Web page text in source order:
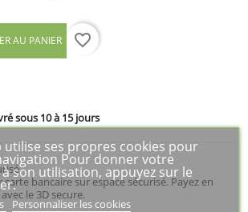
AU PANIER favorite_border
sous 10 à 15 jours
bancaire sur espace sécurisé. Payez en
le 3D secure.
utilise ses propres cookies pour
Pour donner votre
son utilisation, appuyez sur le
Personnaliser les cookies